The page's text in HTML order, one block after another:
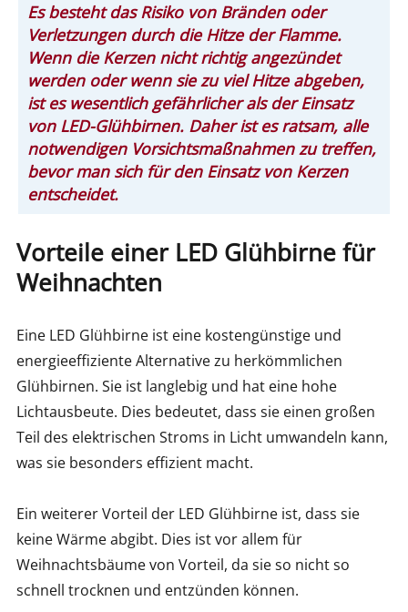
Es besteht das Risiko von Bränden oder
Verletzungen durch die Hitze der Flamme.
Wenn die Kerzen nicht richtig angezündet
werden oder wenn sie zu viel Hitze abgeben,
ist es wesentlich gefährlicher als der Einsatz
von LED-Glühbirnen. Daher ist es ratsam, alle
notwendigen Vorsichtsmaßnahmen zu treffen,
bevor man sich für den Einsatz von Kerzen
entscheidet.
Vorteile einer LED Glühbirne für
Weihnachten
Eine LED Glühbirne ist eine kostengünstige und
energieeffiziente Alternative zu herkömmlichen
Glühbirnen. Sie ist langlebig und hat eine hohe
Lichtausbeute. Dies bedeutet, dass sie einen großen
Teil des elektrischen Stroms in Licht umwandeln kann,
was sie besonders effizient macht.
Ein weiterer Vorteil der LED Glühbirne ist, dass sie
keine Wärme abgibt. Dies ist vor allem für
Weihnachtsbäume von Vorteil, da sie so nicht so
schnell trocknen und entzünden können.